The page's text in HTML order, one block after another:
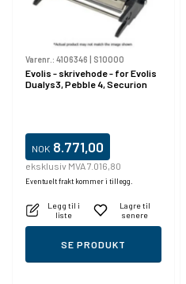
Varenr.: 4106346 S10000
Evolis - skrivehode - for Evolis
Dualys3, Pebble 4, Securion
NOK 8.771,00
eksklusiv MVA 7.016,80
Eventuelt frakt kommer i tillegg.
Legg til i
liste
Lagre til
senere
SE PRODUKT